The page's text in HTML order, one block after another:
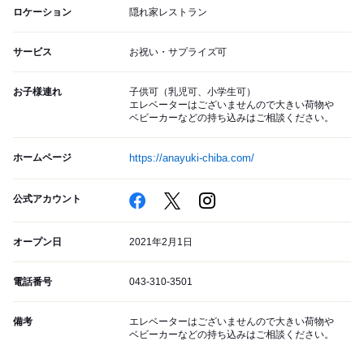
ロケーション 隠れ家レストラン
サービス お祝い・サプライズ可
お子様連れ
子供可（乳児可、小学生可）
エレベーターはございませんので大きい荷物や
ベビーカーなどの持ち込みはご相談ください。
ホームページ https://anayuki-chiba.com/
公式アカウント
オープン日 2021年2月1日
電話番号 043-310-3501
備考
エレベーターはございませんので大きい荷物や
ベビーカーなどの持ち込みはご相談ください。